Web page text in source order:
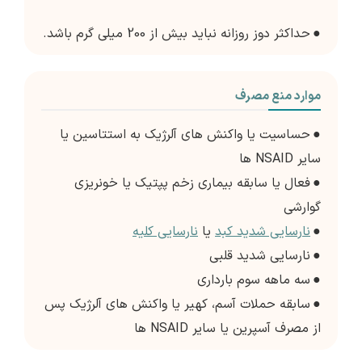
●حداکثر دوز روزانه نباید بیش از 200 میلی گرم باشد.
موارد منع مصرف
●حساسیت یا واکنش های آلرژیک به استتاسین یا
سایر NSAID ها
●فعال یا سابقه بیماری زخم پپتیک یا خونریزی
گوارشی
●نارسایی شدید کبدیا نارسایی کلیه
●نارسایی شدید قلبی
●سه ماهه سوم بارداری
●سابقه حملات آسم، کهیر یا واکنش های آلرژیک پس
از مصرف آسپرین یا سایر NSAID ها